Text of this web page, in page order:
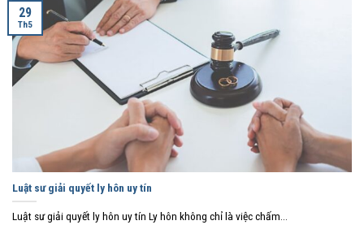
Luật sư giải quyết ly hôn uy tín
Luật sư giải quyết ly hôn uy tín Ly hôn không chỉ là việc chấm...
29
Th5